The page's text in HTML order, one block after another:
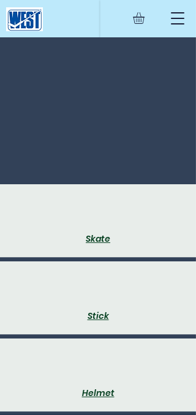
Skate
Stick
Helmet